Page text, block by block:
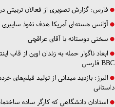
فارس: گزارش تصویری از فعالان تربیتی
آژانس هسته‌ای آمریکا هدف نفوذ سایبری
سخنی دوستانه با آقای عراقچی
ابعاد ناگوار حمله به زندان اوین از قاب
BBC فارسی
البرز: بازدید میدانی از تولید فیلم‌های
داستانی
استادان دانشگاهی که کارگر ساده